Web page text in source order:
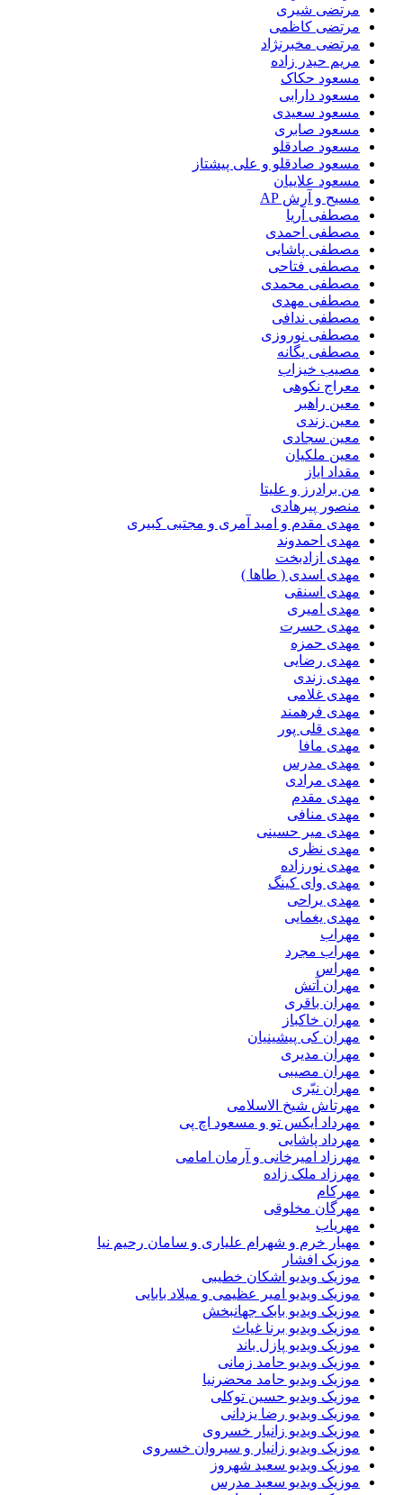
مرتضی شیری
مرتضی کاظمی
مرتضی مخبرنژاد
مریم حیدر زاده
مسعود حکاک
مسعود دارابی
مسعود سعیدی
مسعود صابری
مسعود صادقلو
مسعود صادقلو و علی پیشتاز
مسعود علاییان
مسیح و آرش AP
مصطفی آریا
مصطفی احمدی
مصطفی پاشایی
مصطفی فتاحی
مصطفی محمدی
مصطفی مهدی
مصطفی ندافی
مصطفی نوروزی
مصطفی یگانه
مصیب خیزاب
معراج نکوهی
معین راهبر
معین زندی
معین سجادی
معین ملکیان
مقداد ایاز
من برادرز و علیتا
منصور پیرهادی
مهدى مقدم و امید آمرى و مجتبى کبیرى
مهدی احمدوند
مهدی ازادبخت
مهدی اسدی ( طاها )
مهدی اسنقی
مهدی امیری
مهدی حسرت
مهدی حمزه
مهدی رضایی
مهدی زندی
مهدی غلامی
مهدی فرهمند
مهدی قلی پور
مهدی مافا
مهدی مدرس
مهدی مرادی
مهدی مقدم
مهدی منافی
مهدی میر حسینی
مهدی نظری
مهدی نورزاده
مهدی وای کینگ
مهدی یراحی
مهدی یغمایی
مهراب
مهراب مجرد
مهراس
مهران آتش
مهران باقری
مهران خاکباز
مهران کی پیشینیان
مهران مدیری
مهران مصیبی
مهران نیّری
مهرتاش شیخ الاسلامی
مهرداد ایکس تو و مسعود اچ پی
مهرداد پاشایی
مهرزاد امیرخانی و آرمان امامی
مهرزاد ملک زاده
مهرکام
مهرگان مخلوقی
مهریاب
مهیار خرم و شهرام علیاری و سامان رحیم نیا
موزیک افشار
موزیک ویدیو اشکان خطیبی
موزیک ویدیو امیر عظیمی و میلاد بابایی
موزیک ویدیو بابک جهانبخش
موزیک ویدیو برنا غیاث
موزیک ویدیو پازل باند
موزیک ویدیو حامد زمانی
موزیک ویدیو حامد محضرنیا
موزیک ویدیو حسین توکلی
موزیک ویدیو رضا یزدانی
موزیک ویدیو زانیار خسروی
موزیک ویدیو زانیار و سیروان خسروی
موزیک ویدیو سعید شهروز
موزیک ویدیو سعید مدرس